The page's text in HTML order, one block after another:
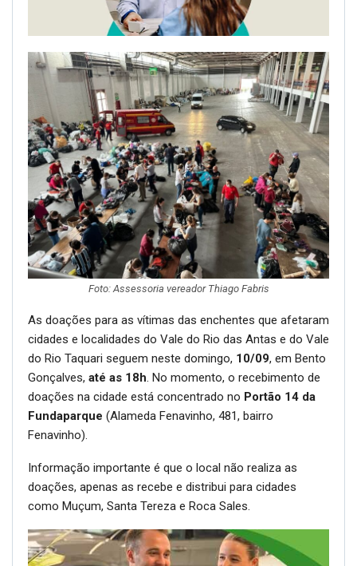
Foto: Assessoria vereador Thiago Fabris
As doações para as vítimas das enchentes que afetaram
cidades e localidades do Vale do Rio das Antas e do Vale
do Rio Taquari seguem neste domingo, 10/09, em Bento
Gonçalves, até as 18h. No momento, o recebimento de
doações na cidade está concentrado no Portão 14 da
Fundaparque (Alameda Fenavinho, 481, bairro
Fenavinho).
Informação importante é que o local não realiza as
doações, apenas as recebe e distribui para cidades
como Muçum, Santa Tereza e Roca Sales.